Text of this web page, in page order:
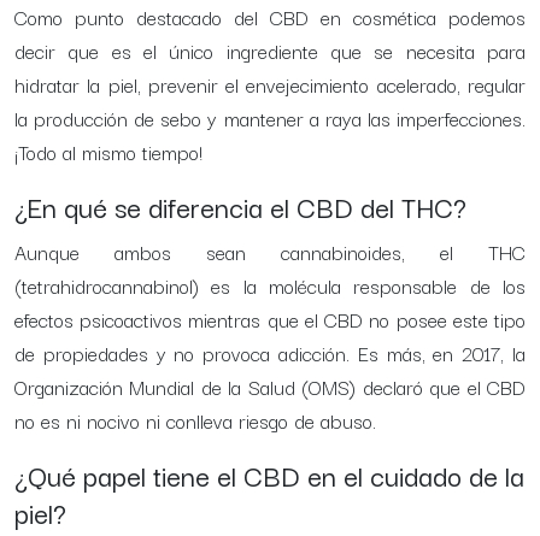
Como punto destacado del CBD en cosmética podemos
decir que es el único ingrediente que se necesita para
hidratar la piel, prevenir el envejecimiento acelerado, regular
la producción de sebo y mantener a raya las imperfecciones.
¡Todo al mismo tiempo!
¿En qué se diferencia el CBD del THC?
Aunque ambos sean cannabinoides, el THC
(tetrahidrocannabinol) es la molécula responsable de los
efectos psicoactivos mientras que el CBD no posee este tipo
de propiedades y no provoca adicción. Es más, en 2017, la
Organización Mundial de la Salud (OMS) declaró que el CBD
no es ni nocivo ni conlleva riesgo de abuso.
¿Qué papel tiene el CBD en el cuidado de la
piel?